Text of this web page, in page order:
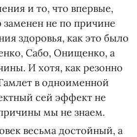
и то, что впервые,
заменен не по причине
здоровья, как это было
Сабо, Онищенко, а
И хотя, как резонно
в одноименной
сей эффект не
мы не знаем.
весьма достойный, а